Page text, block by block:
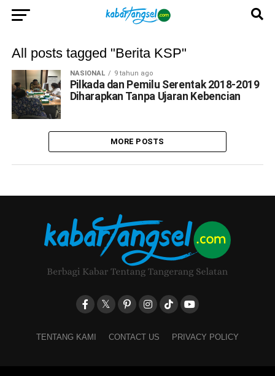
All posts tagged "Berita KSP"
NASIONAL 9 tahun ago
Pilkada dan Pemilu Serentak 2018-2019
Diharapkan Tanpa Ujaran Kebencian
MORE POSTS
TENTANG KAMI CONTACT US PRIVACY POLICY